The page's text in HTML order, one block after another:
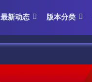
最新动态 版本分类